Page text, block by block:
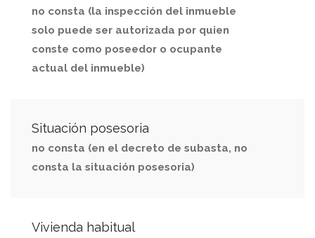
no consta (la inspección del inmueble
solo puede ser autorizada por quien
conste como poseedor o ocupante
actual del inmueble)
Situación posesoria
no consta (en el decreto de subasta, no
consta la situación posesoria)
Vivienda habitual